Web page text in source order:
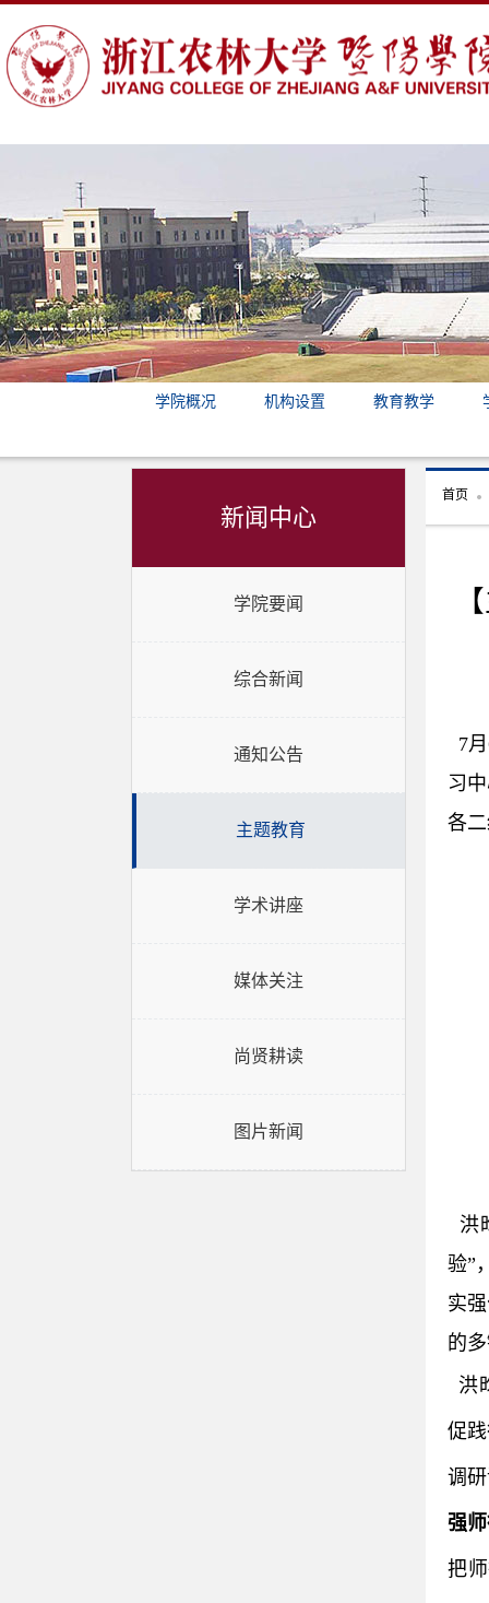
学院概况 机构设置 教育教学
新闻中心
学院要闻
综合新闻
通知公告
主题教育
学术讲座
媒体关注
尚贤耕读
图片新闻
首页
7
习
各
洪
验”
实
的
洪
促
调
强
把